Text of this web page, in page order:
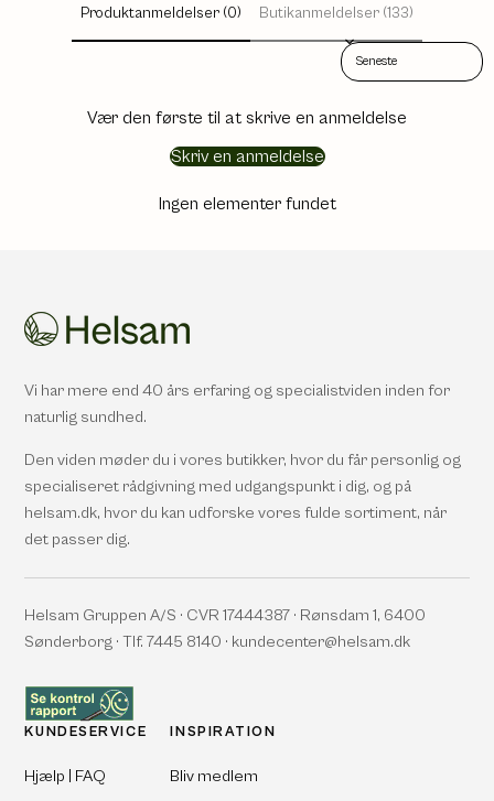
Produktanmeldelser (0) Butikanmeldelser (133)
Sort reviews by
Vær den første til at skrive en anmeldelse
Skriv en anmeldelse
Ingen elementer fundet
Vi har mere end 40 års erfaring og specialistviden inden for
naturlig sundhed.
Den viden møder du i vores butikker, hvor du får personlig og
specialiseret rådgivning med udgangspunkt i dig, og på
helsam.dk, hvor du kan udforske vores fulde sortiment, når
det passer dig.
Helsam Gruppen A/S · CVR 17444387 · Rønsdam 1, 6400
Sønderborg · Tlf. 7445 8140 · kundecenter@helsam.dk
KUNDESERVICE
Hjælp | FAQ
INSPIRATION
Bliv medlem